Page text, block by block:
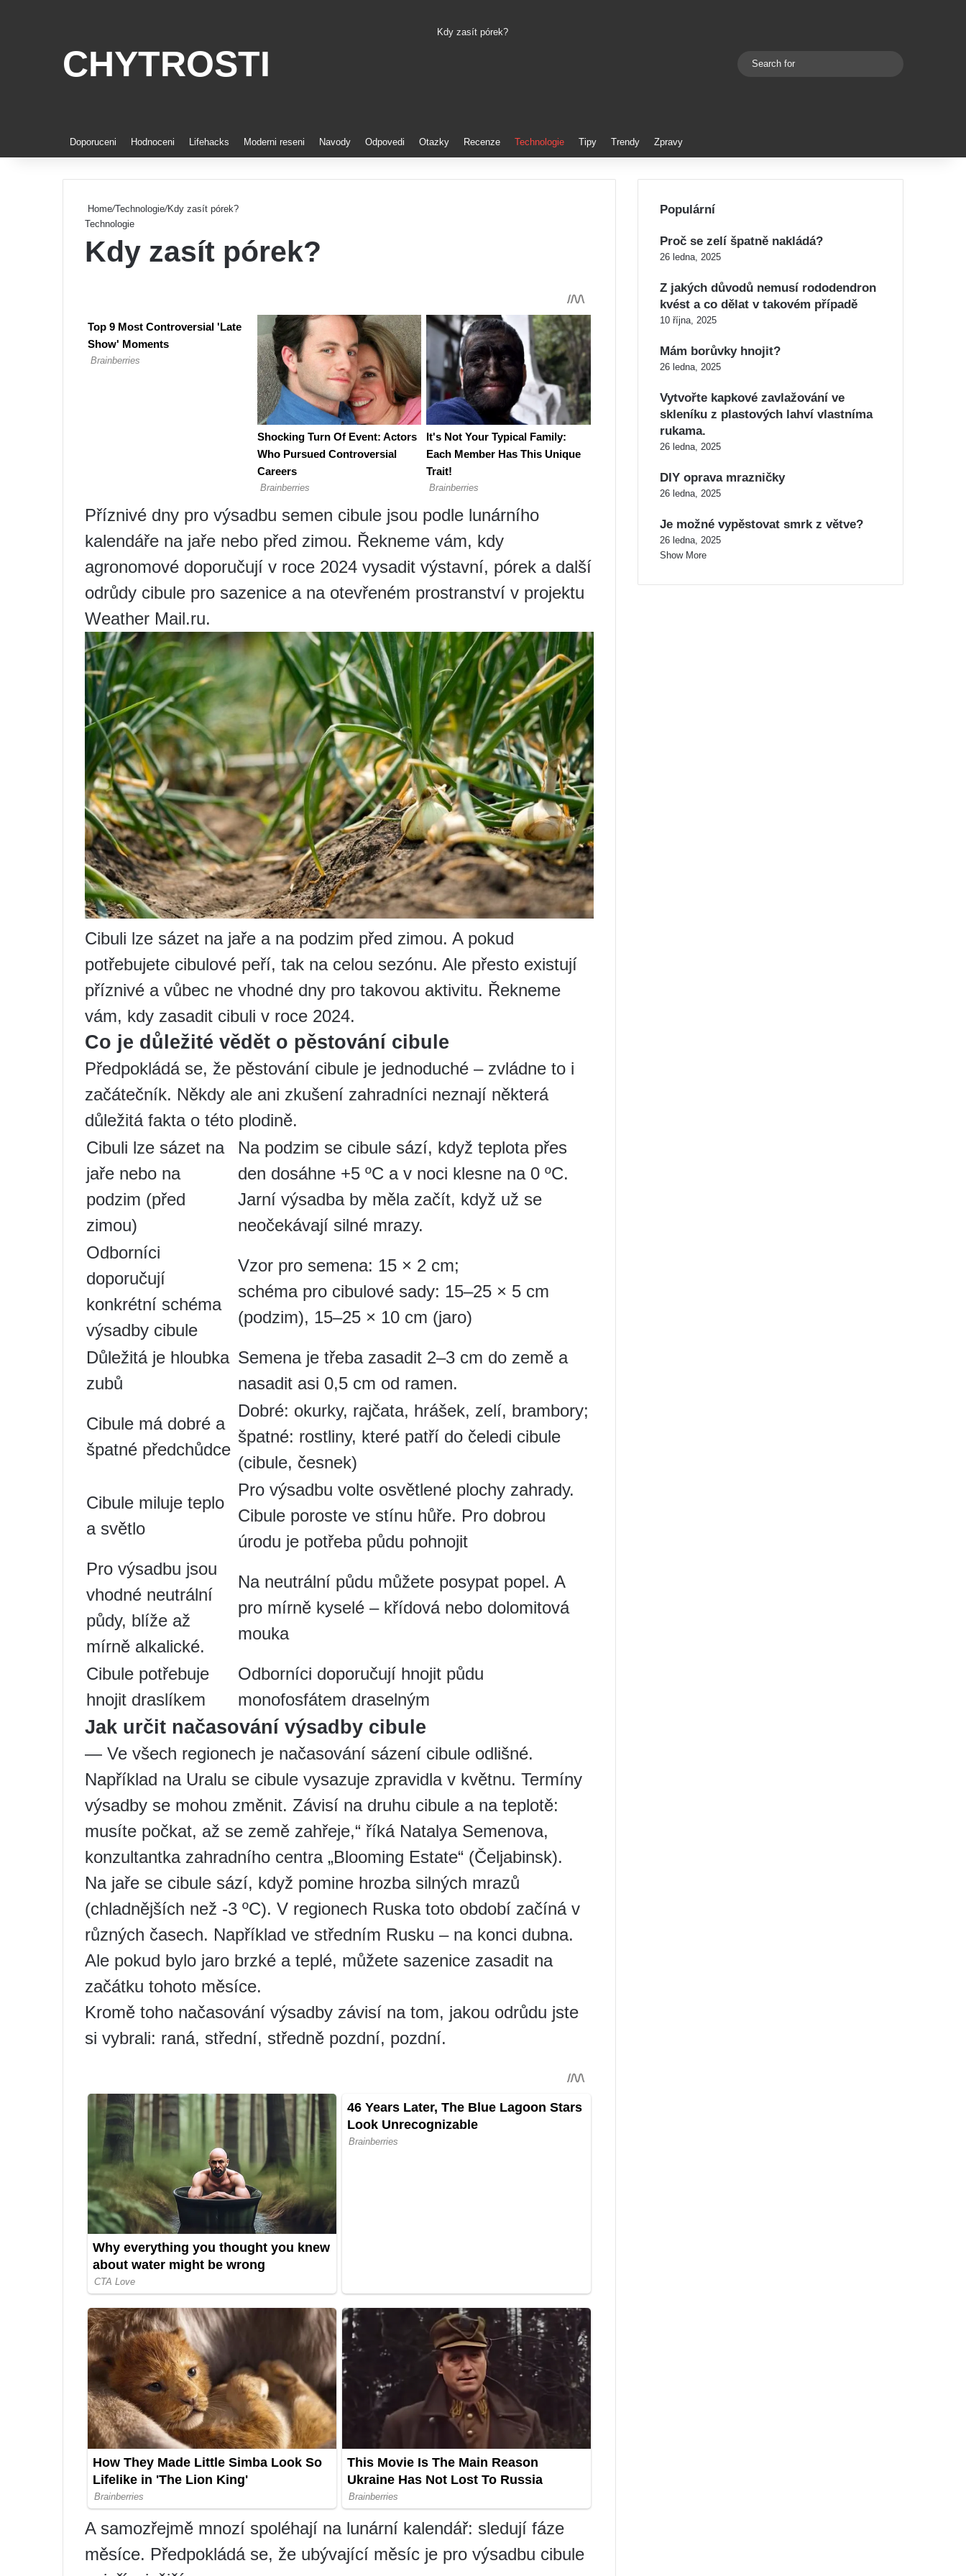
CHYTROSTI
Kdy zasít pórek?
Switch skin
Doporuceni Hodnoceni Lifehacks Moderni reseni Navody Odpovedi Otazky Recenze Technologie Tipy Trendy Zpravy
Home/Technologie/Kdy zasít pórek?
Technologie
Kdy zasít pórek?
Příznivé dny pro výsadbu semen cibule jsou podle lunárního
kalendáře na jaře nebo před zimou. Řekneme vám, kdy
agronomové doporučují v roce 2024 vysadit výstavní, pórek a další
odrůdy cibule pro sazenice a na otevřeném prostranství v projektu
Weather Mail.ru.
Cibuli lze sázet na jaře a na podzim před zimou. A pokud
potřebujete cibulové peří, tak na celou sezónu. Ale přesto existují
příznivé a vůbec ne vhodné dny pro takovou aktivitu. Řekneme
vám, kdy zasadit cibuli v roce 2024.
Co je důležité vědět o pěstování cibule
Předpokládá se, že pěstování cibule je jednoduché – zvládne to i
začátečník. Někdy ale ani zkušení zahradníci neznají některá
důležitá fakta o této plodině.
Cibuli lze sázet na
jaře nebo na
podzim (před
zimou)
Na podzim se cibule sází, když teplota přes
den dosáhne +5 ºC a v noci klesne na 0 ºC.
Jarní výsadba by měla začít, když už se
neočekávají silné mrazy.
Odborníci
doporučují
konkrétní schéma
výsadby cibule
Vzor pro semena: 15 × 2 cm;
schéma pro cibulové sady: 15–25 × 5 cm
(podzim), 15–25 × 10 cm (jaro)
Důležitá je hloubka
zubů
Semena je třeba zasadit 2–3 cm do země a
nasadit asi 0,5 cm od ramen.
Cibule má dobré a
špatné předchůdce
Dobré: okurky, rajčata, hrášek, zelí, brambory;
špatné: rostliny, které patří do čeledi cibule
(cibule, česnek)
Cibule miluje teplo
a světlo
Pro výsadbu volte osvětlené plochy zahrady.
Cibule poroste ve stínu hůře. Pro dobrou
úrodu je potřeba půdu pohnojit
Pro výsadbu jsou
vhodné neutrální
půdy, blíže až
mírně alkalické.
Na neutrální půdu můžete posypat popel. A
pro mírně kyselé – křídová nebo dolomitová
mouka
Cibule potřebuje
hnojit draslíkem
Odborníci doporučují hnojit půdu
monofosfátem draselným
Jak určit načasování výsadby cibule
— Ve všech regionech je načasování sázení cibule odlišné.
Například na Uralu se cibule vysazuje zpravidla v květnu. Termíny
výsadby se mohou změnit. Závisí na druhu cibule a na teplotě:
musíte počkat, až se země zahřeje,“ říká Natalya Semenova,
konzultantka zahradního centra „Blooming Estate“ (Čeljabinsk).
Na jaře se cibule sází, když pomine hrozba silných mrazů
(chladnějších než -3 ºC). V regionech Ruska toto období začíná v
různých časech. Například ve středním Rusku – na konci dubna.
Ale pokud bylo jaro brzké a teplé, můžete sazenice zasadit na
začátku tohoto měsíce.
Kromě toho načasování výsadby závisí na tom, jakou odrůdu jste
si vybrali: raná, střední, středně pozdní, pozdní.
A samozřejmě mnozí spoléhají na lunární kalendář: sledují fáze
měsíce. Předpokládá se, že ubývající měsíc je pro výsadbu cibule
Populární
Proč se zelí špatně nakládá?
26 ledna, 2025
Z jakých důvodů nemusí rododendron
kvést a co dělat v takovém případě
10 října, 2025
Mám borůvky hnojit?
26 ledna, 2025
Vytvořte kapkové zavlažování ve
skleníku z plastových lahví vlastníma
rukama.
26 ledna, 2025
DIY oprava mrazničky
26 ledna, 2025
Je možné vypěstovat smrk z větve?
26 ledna, 2025
Show More